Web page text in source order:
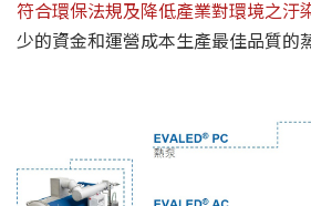
符合環保法規及降低產業對環境之汙
少的資金和運營成本生產最佳品質的